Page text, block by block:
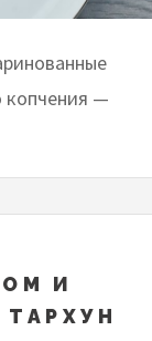
копчения —
И